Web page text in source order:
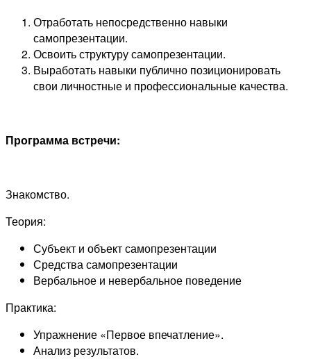
Отработать непосредственно навыки
самопрезентации.
Освоить структуру самопрезентации.
Выработать навыки публично позиционировать
свои личностные и профессиональные качества.
Программа встречи:
Знакомство.
Теория:
Субъект и объект самопрезентации
Средства самопрезентации
Вербальное и невербальное поведение
Практика:
Упражнение «Первое впечатление».
Анализ результатов.